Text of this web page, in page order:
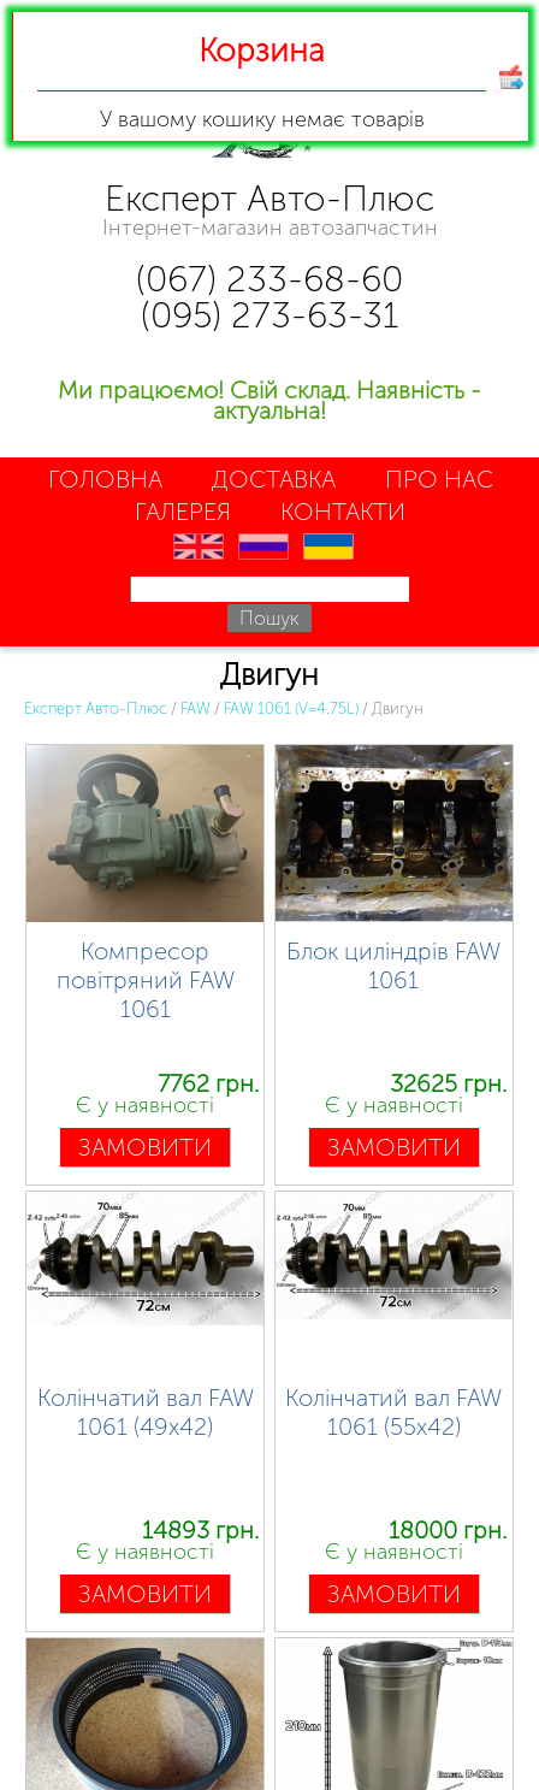
Експерт Авто-Плюс
Інтернет-магазин автозапчастин
(067) 233-68-60
(095) 273-63-31
Ми працюємо! Свій склад. Наявність -
актуальна!
ГОЛОВНА ДОСТАВКА
ПРО НАС
ГАЛЕРЕЯ
КОНТАКТИ
en ru uk
Двигун
Експерт Авто-Плюс / FAW / FAW 1061 (V=4.75L) / Двигун
Компресор
повітряний FAW
1061
7762 грн.
Є у наявності
ЗАМОВИТИ
Блок циліндрів FAW
1061
32625 грн.
Є у наявності
ЗАМОВИТИ
Колінчатий вал FAW
1061 (49х42)
14893 грн.
Є у наявності
ЗАМОВИТИ
Колінчатий вал FAW
1061 (55х42)
18000 грн.
Є у наявності
ЗАМОВИТИ
Корзина
У вашому кошику немає товарів